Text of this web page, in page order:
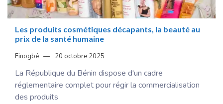
Les produits cosmétiques décapants, la beauté au
prix de la santé humaine
Finogbé 20 octobre 2025
La République du Bénin dispose d'un cadre
réglementaire complet pour régir la commercialisation
des produits